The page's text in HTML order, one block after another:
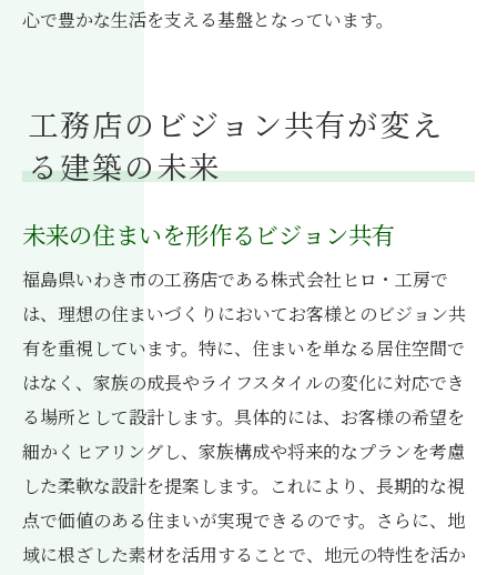
心で豊かな生活を支える基盤となっています。
工務店のビジョン共有が変え
る建築の未来
未来の住まいを形作るビジョン共有
福島県いわき市の工務店である株式会社ヒロ・工房で
は、理想の住まいづくりにおいてお客様とのビジョン共
有を重視しています。特に、住まいを単なる居住空間で
はなく、家族の成長やライフスタイルの変化に対応でき
る場所として設計します。具体的には、お客様の希望を
細かくヒアリングし、家族構成や将来的なプランを考慮
した柔軟な設計を提案します。これにより、長期的な視
点で価値のある住まいが実現できるのです。さらに、地
域に根ざした素材を活用することで、地元の特性を活か